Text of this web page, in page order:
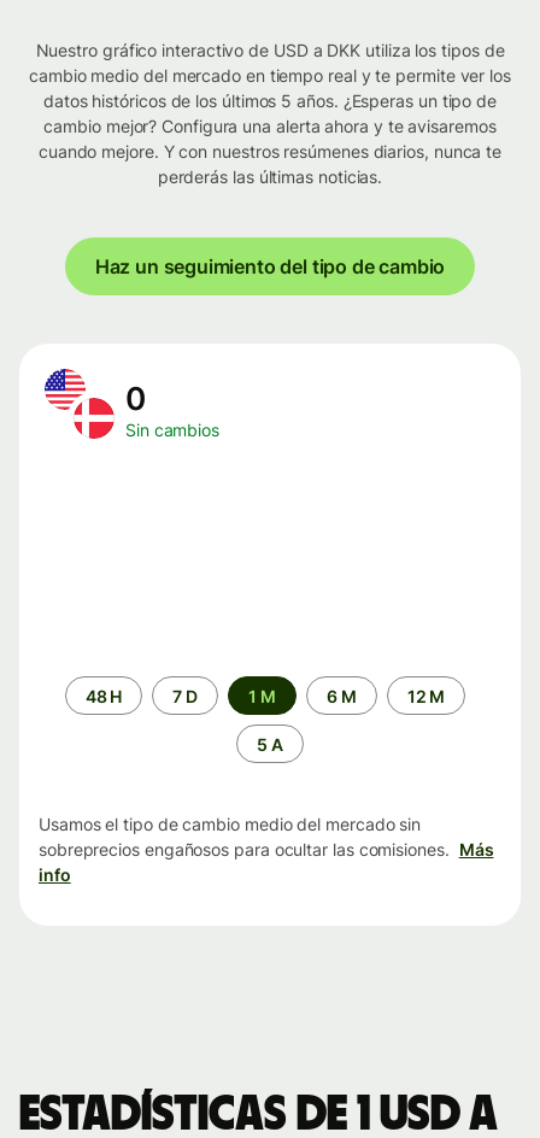
Nuestro gráfico interactivo de USD a DKK utiliza los tipos de
cambio medio del mercado en tiempo real y te permite ver los
datos históricos de los últimos 5 años. ¿Esperas un tipo de
cambio mejor? Configura una alerta ahora y te avisaremos
cuando mejore. Y con nuestros resúmenes diarios, nunca te
perderás las últimas noticias.
Haz un seguimiento del tipo de cambio
0
Sin cambios
Periodo48 H 7 D 1 M 6 M 12 M
5 A
Usamos el tipo de cambio medio del mercado sin
sobreprecios engañosos para ocultar las comisiones. Más
info
Estadísticas de 1 USD a